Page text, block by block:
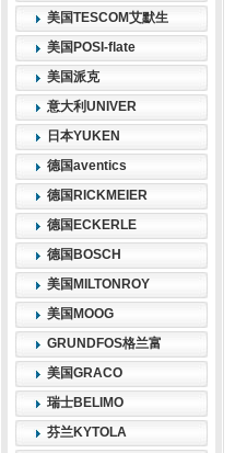
美国TESCOM艾默生
美国POSI-flate
美国派克
意大利UNIVER
日本YUKEN
德国aventics
德国RICKMEIER
德国ECKERLE
德国BOSCH
美国MILTONROY
美国MOOG
GRUNDFOS格兰富
美国GRACO
瑞士BELIMO
芬兰KYTOLA